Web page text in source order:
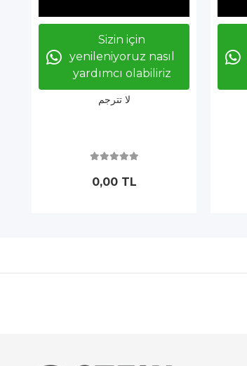
Sizin için
yenileniyoruz nasıl
yardımcı olabiliriz
لا تترجم
0,00 TL